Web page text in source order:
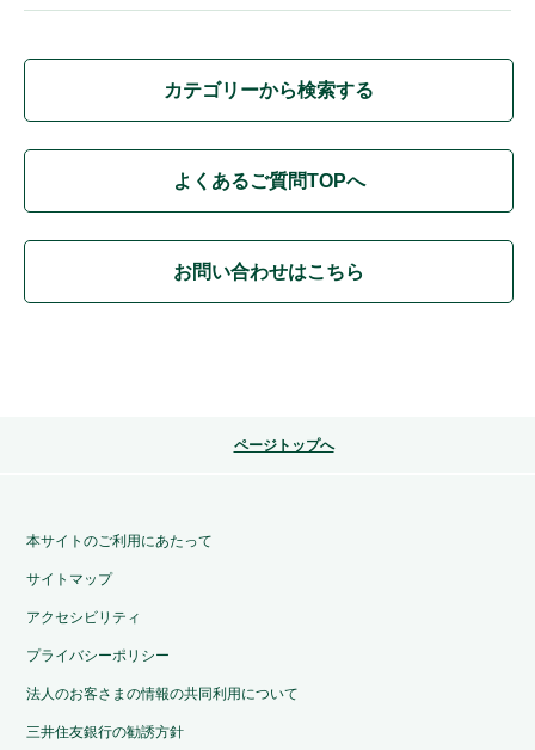
カテゴリーから検索する
よくあるご質問TOPへ
お問い合わせはこちら
ページトップへ
本サイトのご利用にあたって
サイトマップ
アクセシビリティ
プライバシーポリシー
法人のお客さまの情報の共同利用について
三井住友銀行の勧誘方針